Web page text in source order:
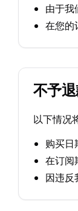
由于我
在您的
不予
以下情况
购买日
在订阅
因违反